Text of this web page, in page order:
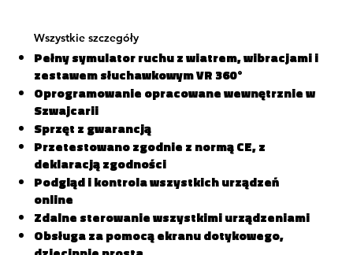
Wszystkie szczegóły
Pełny symulator ruchu z wiatrem, wibracjami i
zestawem słuchawkowym VR 360°
Oprogramowanie opracowane wewnętrznie w
Szwajcarii
Sprzęt z gwarancją
Przetestowano zgodnie z normą CE, z
deklaracją zgodności
Podgląd i kontrola wszystkich urządzeń
online
Zdalne sterowanie wszystkimi urządzeniami
Obsługa za pomocą ekranu dotykowego,